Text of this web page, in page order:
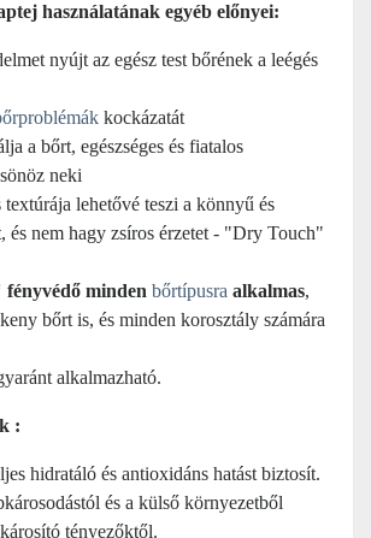
használatának egyéb előnyei:
nyújt az egész test bőrének a leégés
kockázatát
a bőrt, egészséges és fiatalos
neki
lehetővé teszi a könnyű és
és nem hagy zsíros érzetet - "Dry Touch"
minden bőrtípusra alkalmas,
bőrt is, és minden korosztály számára
alkalmazható.
:
hidratáló és antioxidáns hatást biztosít.
és a külső környezetből
tényezőktől.